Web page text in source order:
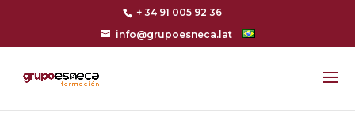
+ 34 91 005 92 36
info@grupoesneca.lat